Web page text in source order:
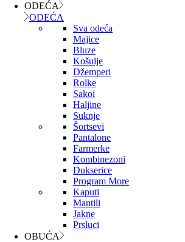
ODEĆA
ODEĆA
Sva odeća
Majice
Bluze
Košulje
Džemperi
Rolke
Sakoi
Haljine
Suknje
Šortsevi
Pantalone
Farmerke
Kombinezoni
Dukserice
Program More
Kaputi
Mantili
Jakne
Prsluci
OBUĆA